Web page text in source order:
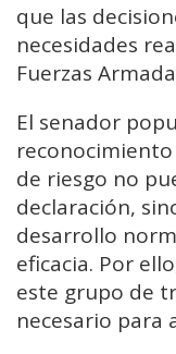
que las
necesidades
Fuerzas
El senador
de riesgo no
declaración,
desarrollo
eficacia. Por
este grupo de
necesario para